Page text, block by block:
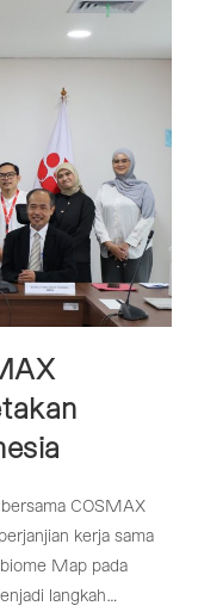
COSMAX
kerja sama
Map pada
langkah…